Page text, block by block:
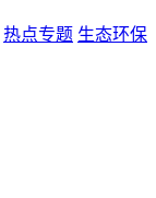
热点专题 生态环保